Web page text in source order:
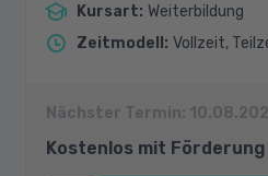
Kursart: Weiterbildung
Zeitmodell : Vollzeit,
Nächster Termin:
Kostenlos mit Förderung